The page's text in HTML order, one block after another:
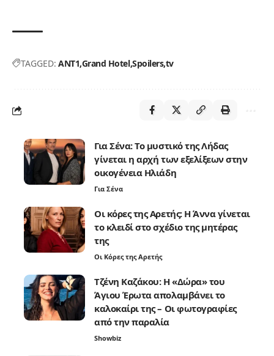
TAGGED: ANT1 Grand HotelSpoilerstv
Για Σένα: Το μυστικό της Λήδας
γίνεται η αρχή των εξελίξεων στην
οικογένεια Ηλιάδη
Για Σένα
Οι κόρες της Αρετής: Η Άννα γίνεται
το κλειδί στο σχέδιο της μητέρας
της
Οι Κόρες της Αρετής
Τζένη Καζάκου: Η «Δώρα» του
Άγιου Έρωτα απολαμβάνει το
καλοκαίρι της – Οι φωτογραφίες
από την παραλία
Showbiz